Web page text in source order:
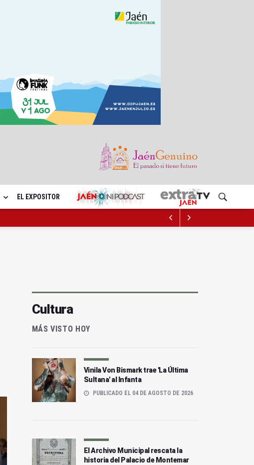
EL EXPOSITOR
Cultura
MÁS VISTO HOY
Vinila Von Bismark trae 'La Última
Sultana' al Infanta
PUBLICADO EL 04 DE AGOSTO DE 2026
El Archivo Municipal rescata la
historia del Palacio de Montemar